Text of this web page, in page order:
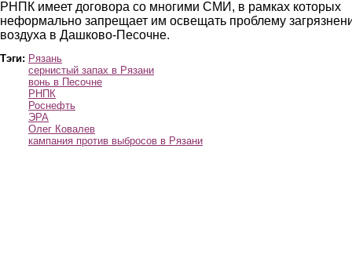
РНПК имеет договора со многими СМИ, в рамках которых
неформально запрещает им освещать проблему
воздуха в Дашково-Песочне.
Тэги: Рязань
сернистый запах в Рязани
вонь в Песочне
РНПК
Роснефть
ЭРА
Олег Ковалев
кампания против выбросов в Рязани